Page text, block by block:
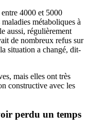
4000 et 5000
métaboliques à
aussi, régulièrement
de nombreux refus sur
situation a changé, dit-
mais elles ont très
constructive avec les
perdu un temps